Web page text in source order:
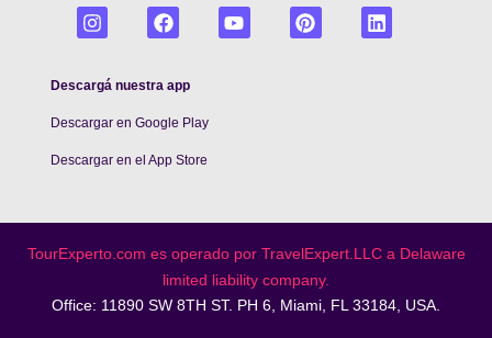
Descargá nuestra app
Descargar en Google Play
Descargar en el App Store
TourExperto.com es operado por TravelExpert.LLC a Delaware
limited liability company.
Office: 11890 SW 8TH ST. PH 6, Miami, FL 33184, USA.